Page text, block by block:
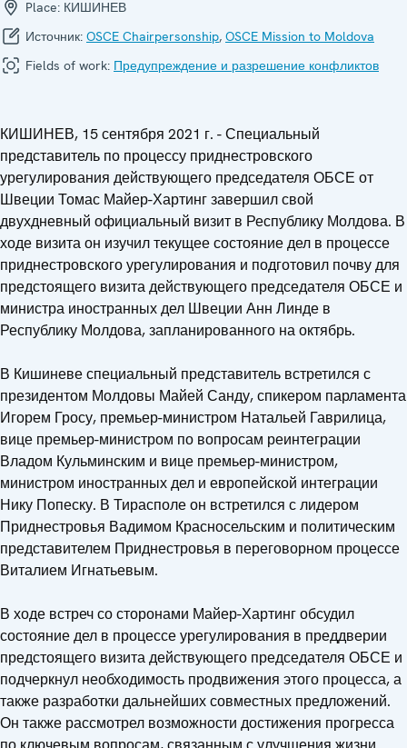
Place: КИШИНЕВ
Источник: OSCE Chairpersonship, OSCE Mission to Moldova
Fields of work: Предупреждение и разрешение конфликтов
КИШИНЕВ, 15 сентября 2021 г. - Специальный
представитель по процессу приднестровского
урегулирования действующего председателя ОБСЕ от
Швеции Томас Майер-Хартинг завершил свой
двухдневный официальный визит в Республику Молдова. В
ходе визита он изучил текущее состояние дел в процессе
приднестровского урегулирования и подготовил почву для
предстоящего визита действующего председателя ОБСЕ и
министра иностранных дел Швеции Анн Линде в
Республику Молдова, запланированного на октябрь.
В Кишиневе специальный представитель встретился с
президентом Молдовы Майей Санду, спикером парламента
Игорем Гросу, премьер-министром Натальей Гаврилица,
вице премьер-министром по вопросам реинтеграции
Владом Кульминским и вице премьер-министром,
министром иностранных дел и европейской интеграции
Нику Попеску. В Тирасполе он встретился с лидером
Приднестровья Вадимом Красносельским и политическим
представителем Приднестровья в переговорном процессе
Виталием Игнатьевым.
В ходе встреч со сторонами Майер-Хартинг обсудил
состояние дел в процессе урегулирования в преддверии
предстоящего визита действующего председателя ОБСЕ и
подчеркнул необходимость продвижения этого процесса, а
также разработки дальнейших совместных предложений.
Он также рассмотрел возможности достижения прогресса